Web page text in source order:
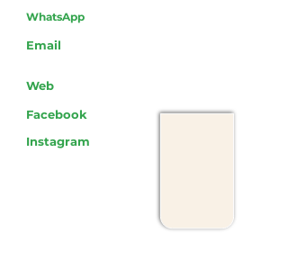
WhatsApp
Email
Web
Facebook
Instagram